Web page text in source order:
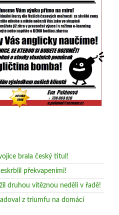
brala český titul!
překvapeními!
druhou vítěznou neděli v řadě!
z triumfu na domácí